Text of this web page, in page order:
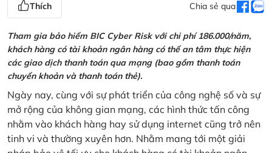
Thích Chia sẻ qua
Tham gia bảo hiểm BIC Cyber Risk với chi phí 186.000/năm,
khách hàng có tài khoản ngân hàng có thể an tâm thực hiện
các giao dịch thanh toán qua mạng (bao gồm thanh toán
chuyển khoản và thanh toán thẻ).
Ngày nay, cùng với sự phát triển của công nghệ số và sự
mở rộng của không gian mạng, các hình thức tấn công
nhằm vào khách hàng hay sử dụng internet cũng trở nên
tinh vi và thường xuyên hơn. Nhằm mang tới một giải